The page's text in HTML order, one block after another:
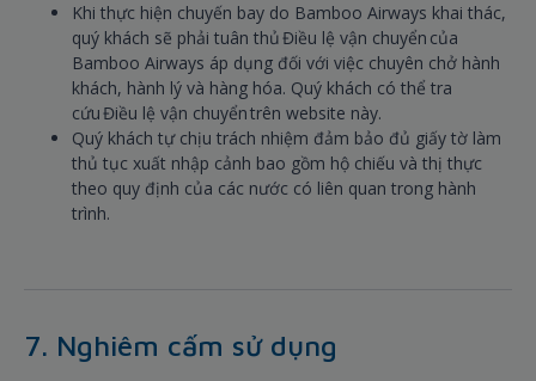
Khi thực hiện chuyến bay do Bamboo Airways khai thác,
quý khách sẽ phải tuân thủ Điều lệ vận chuyển của
Bamboo Airways áp dụng đối với việc chuyên chở hành
khách, hành lý và hàng hóa. Quý khách có thể tra
cứu Điều lệ vận chuyển trên website này.
Quý khách tự chịu trách nhiệm đảm bảo đủ giấy tờ làm
thủ tục xuất nhập cảnh bao gồm hộ chiếu và thị thực
theo quy định của các nước có liên quan trong hành
trình.
7. Nghiêm cấm sử dụng